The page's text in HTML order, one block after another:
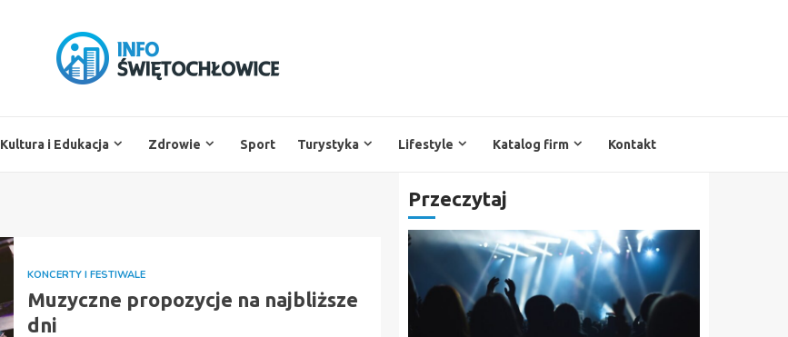
Kultura i Edukacja Zdrowie Sport Turystyka Lifestyle Katalog firm Kontakt
KONCERTY I FESTIWALE
Muzyczne propozycje na najbliższe
dni
Przeczytaj